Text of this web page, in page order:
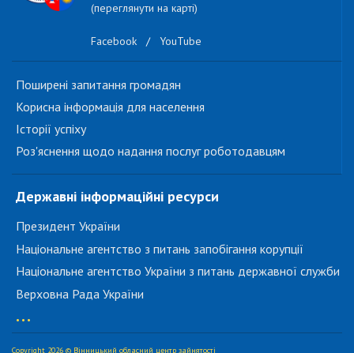
(переглянути на карті)
Facebook / YouTube
Поширені запитання громадян
Корисна інформація для населення
Історії успіху
Роз'яснення щодо надання послуг роботодавцям
Державні інформаційні ресурси
Президент України
Національне агентство з питань запобігання корупції
Національне агентство України з питань державної служби
Верховна Рада України
...
Copyright 2026 © Вінницький обласний центр зайнятості